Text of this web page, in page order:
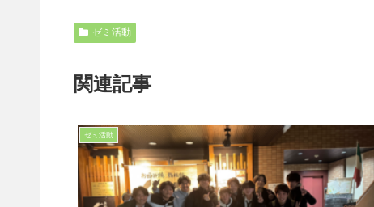
ゼミ活動
関連記事
ゼミ活動